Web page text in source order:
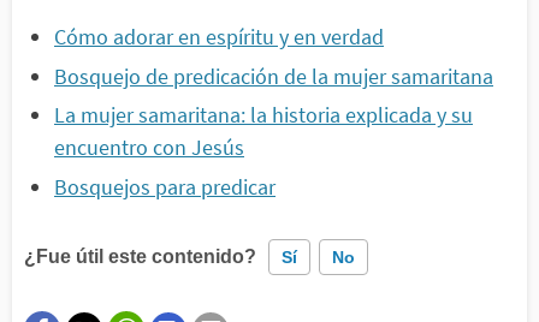
Cómo adorar en espíritu y en verdad
Bosquejo de predicación de la mujer samaritana
La mujer samaritana: la historia explicada y su
encuentro con Jesús
Bosquejos para predicar
¿Fue útil este contenido? Sí No